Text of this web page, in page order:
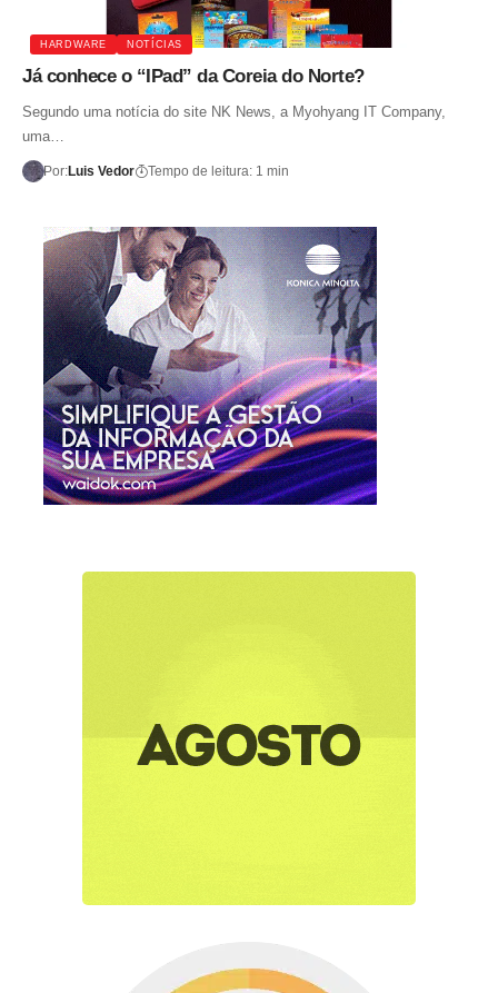
HARDWARE NOTÍCIAS
Já conhece o “IPad” da Coreia do Norte?
Segundo uma notícia do site NK News, a Myohyang IT Company,
uma…
Por:Luis Vedor Tempo de leitura: 1 min